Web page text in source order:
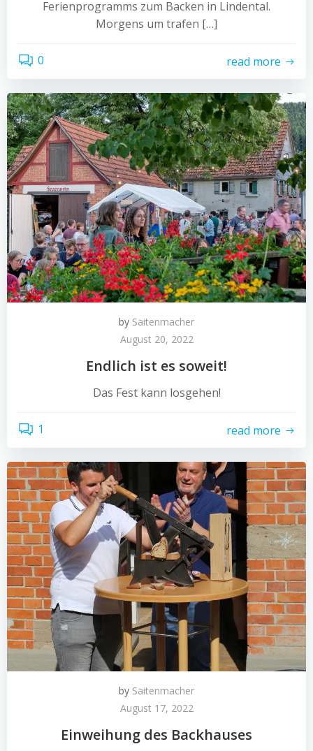
Ferienprogramms zum Backen in Lindental.
Morgens um trafen […]
0 read more
by Saitenmacher
August 20, 2022
Endlich ist es soweit!
Das Fest kann losgehen!
1 read more
by Saitenmacher
August 17, 2022
Einweihung des Backhauses